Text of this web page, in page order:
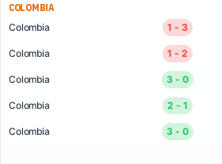
Colombia
Colombia 1 - 3
Colombia 1 - 2
Colombia 3 - 0
Colombia 2 - 1
Colombia 3 - 0